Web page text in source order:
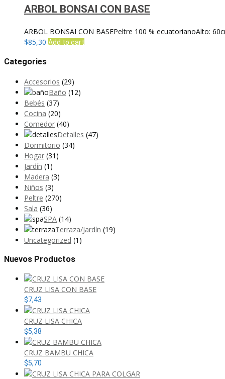
ARBOL BONSAI CON BASE
ARBOL BONSAI CON BASEPeltre 100 % ecuatorianoAlto:
$85,30 Add to cart
Categories
Accesorios (29)
Baño (12)
Bebés (37)
Cocina (20)
Comedor (40)
Detalles (47)
Dormitorio (34)
Hogar (31)
Jardín (1)
Madera (3)
Niños (3)
Peltre (270)
Sala (36)
SPA (14)
Terraza/Jardín (19)
Uncategorized (1)
Nuevos Productos
CRUZ LISA CON BASE
$7,43
CRUZ LISA CHICA
$5,38
CRUZ BAMBU CHICA
$5,70